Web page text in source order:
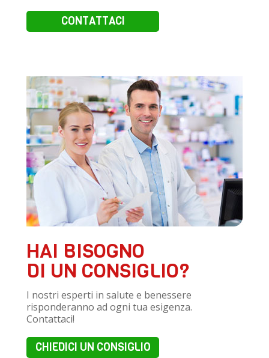
CONTATTACI
HAI BISOGNO
DI UN CONSIGLIO?
I nostri esperti in salute e benessere
risponderanno ad ogni tua esigenza.
Contattaci!
CHIEDICI UN CONSIGLIO